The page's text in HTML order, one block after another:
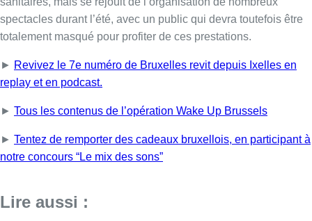
Lire aussi :
Un nouveau club de MMA ouvre
ses portes à Evere : “C’est pas
comme on voit à la télé”